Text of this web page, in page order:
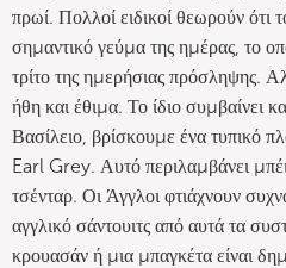
πρωί. Πολλοί ειδικοί θεωρούν ότι
σημαντικό γεύμα της ημέρας, το
τρίτο της ημερήσιας πρόσληψης.
ήθη και έθιμα. Το ίδιο συμβαίνει
Βασίλειο, βρίσκουμε ένα τυπικό
Earl Grey. Αυτό περιλαμβάνει
τσένταρ. Οι Άγγλοι φτιάχνουν
αγγλικό σάντουιτς από αυτά τα
κρουασάν ή μια μπαγκέτα είναι